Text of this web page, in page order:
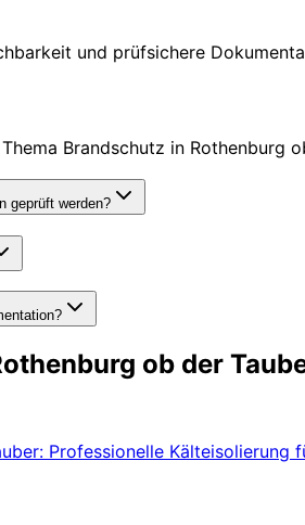
und prüfsichere
Brandschutz in Rothenburg
geprüft werden?
ob der
Professionelle Kälteisolierung